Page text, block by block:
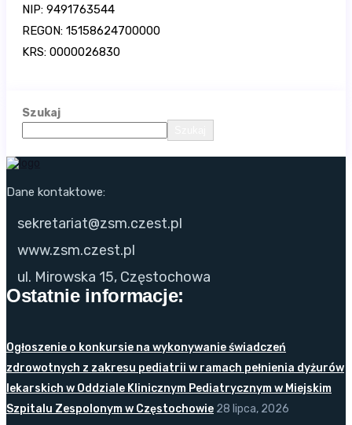
NIP: 9491763544
REGON: 15158624700000
KRS: 0000026830
Szukaj
Dane kontaktowe:
sekretariat@zsm.czest.pl
www.zsm.czest.pl
ul. Mirowska 15, Częstochowa
Ostatnie informacje:
Ogłoszenie o konkursie na wykonywanie świadczeń
zdrowotnych z zakresu pediatrii w ramach pełnienia dyżurów
lekarskich w Oddziale Klinicznym Pediatrycznym w Miejskim
Szpitalu Zespolonym w Częstochowie 28 lipca, 2026